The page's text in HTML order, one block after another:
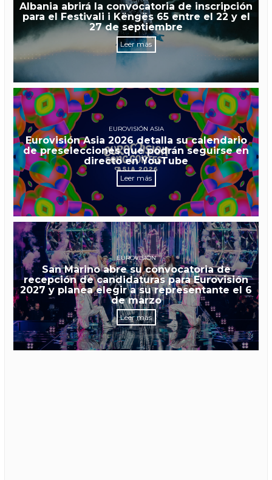
Albania abrirá la convocatoria de inscripción
para el Festivali i Këngës 65 entre el 22 y el
27 de septiembre
Leer más
EUROVISIÓN ASIA
Eurovisión Asia 2026 detalla su calendario
de preselecciones que podrán seguirse en
directo en YouTube
Leer más
EUROVISIÓN
San Marino abre su convocatoria de
recepción de candidaturas para Eurovisión
2027 y planea elegir a su representante el 6
de marzo
Leer más